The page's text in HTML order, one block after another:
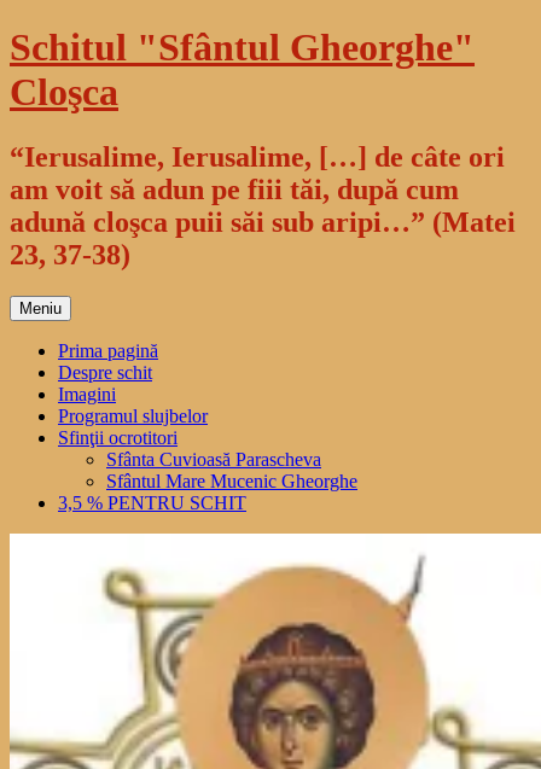
Sari
la
conținut
Schitul "Sfântul Gheorghe"
Cloşca
“Ierusalime, Ierusalime, […] de câte ori
am voit să adun pe fiii tăi, după cum
adună cloşca puii săi sub aripi…” (Matei
23, 37-38)
Meniu
Prima pagină
Despre schit
Imagini
Programul slujbelor
Sfinţii ocrotitori
Sfânta Cuvioasă Parascheva
Sfântul Mare Mucenic Gheorghe
3,5 % PENTRU SCHIT